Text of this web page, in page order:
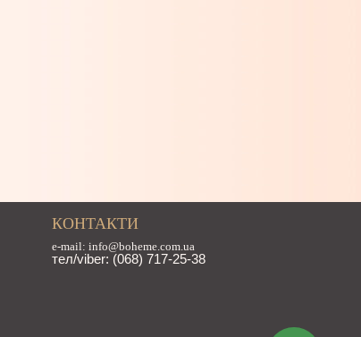
КОНТАКТИ
e-mail: info@boheme.com.ua
тел/viber: (068) 717-25-38